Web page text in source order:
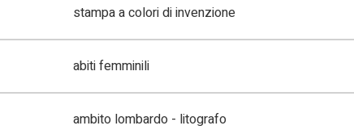
stampa a colori di invenzione
abiti femminili
ambito lombardo - litografo